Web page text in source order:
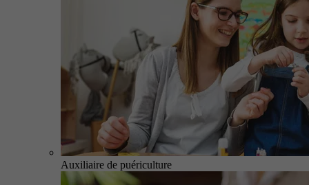
Auxiliaire de puériculture